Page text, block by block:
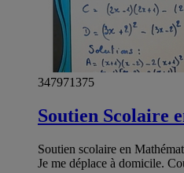
347971375
Soutien Scolaire
Soutien scolaire en
Je me déplace à domicile.